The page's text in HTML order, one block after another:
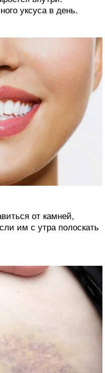
уксуса в день.
от камней,
им с утра полоскать